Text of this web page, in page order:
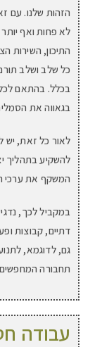
הזהות שלנו. עם
לא פחות ואף
התיכון, השירות
כל שלב ושלב
בכלל. בהתאם
בגאווה את
לאור כל זאת, יש
להשקיע בתהליך
המשקף את ערכי
במקביל לכך,
דתיים, קבוצות
גם, לדוגמא,
תחבורה
עבודה